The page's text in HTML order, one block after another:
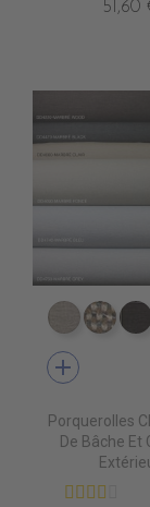
51,60
DD4080
add
Porquerolles
De Bâche Et